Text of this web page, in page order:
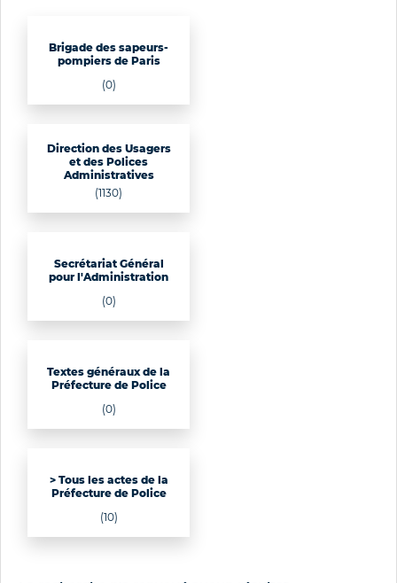
Brigade des sapeurs-
pompiers de Paris
(0)
Direction des Usagers
et des Polices
Administratives
(1130)
Secrétariat Général
pour l'Administration
(0)
Textes généraux de la
Préfecture de Police
(0)
> Tous les actes de la
Préfecture de Police
(10)